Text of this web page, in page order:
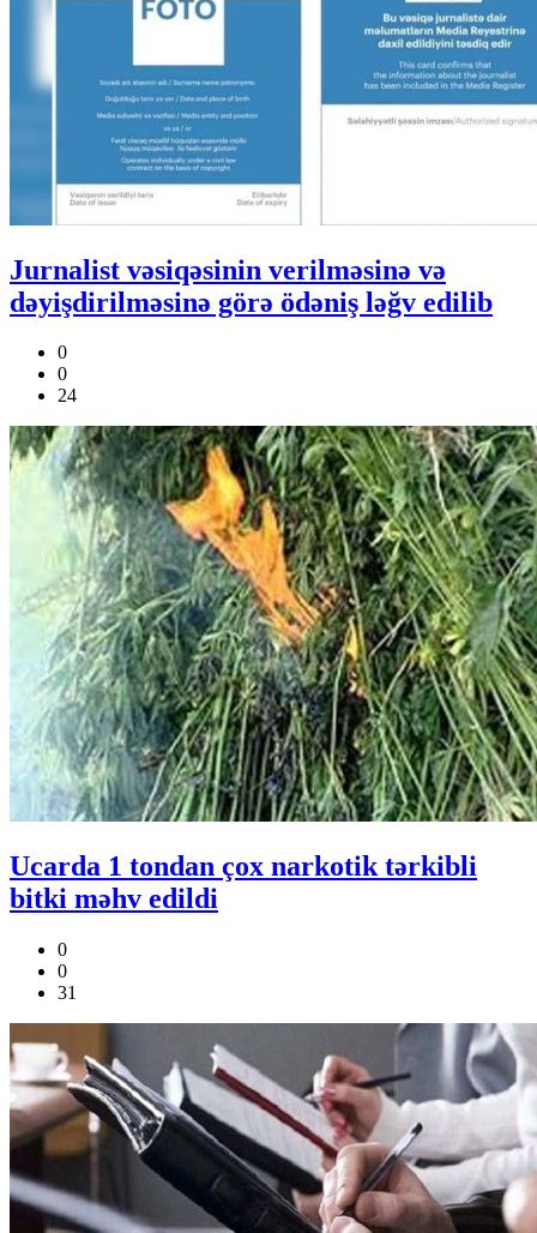
Jurnalist vəsiqəsinin verilməsinə və
dəyişdirilməsinə görə ödəniş ləğv edilib
0
0
24
Ucarda 1 tondan çox narkotik tərkibli
bitki məhv edildi
0
0
31